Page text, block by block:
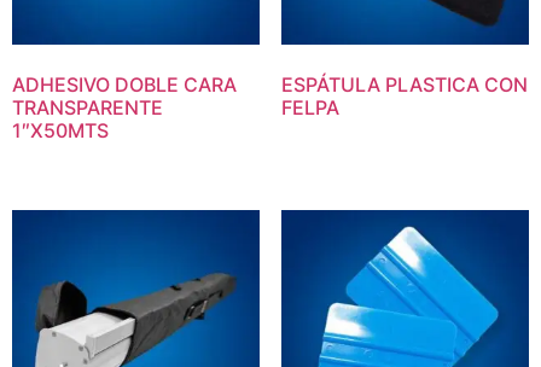
ADHESIVO DOBLE CARA
TRANSPARENTE
1″X50MTS
ESPÁTULA PLASTICA CON
FELPA